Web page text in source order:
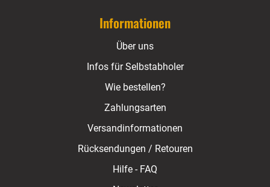
Informationen
Über uns
Infos für Selbstabholer
Wie bestellen?
Zahlungsarten
Versandinformationen
Rücksendungen / Retouren
Hilfe - FAQ